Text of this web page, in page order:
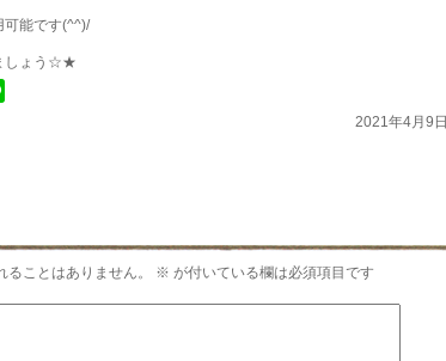
可能です(^^)/
しょう☆★
2021年4月9日
ことはありません。 ※ が付いている欄は必須項目です